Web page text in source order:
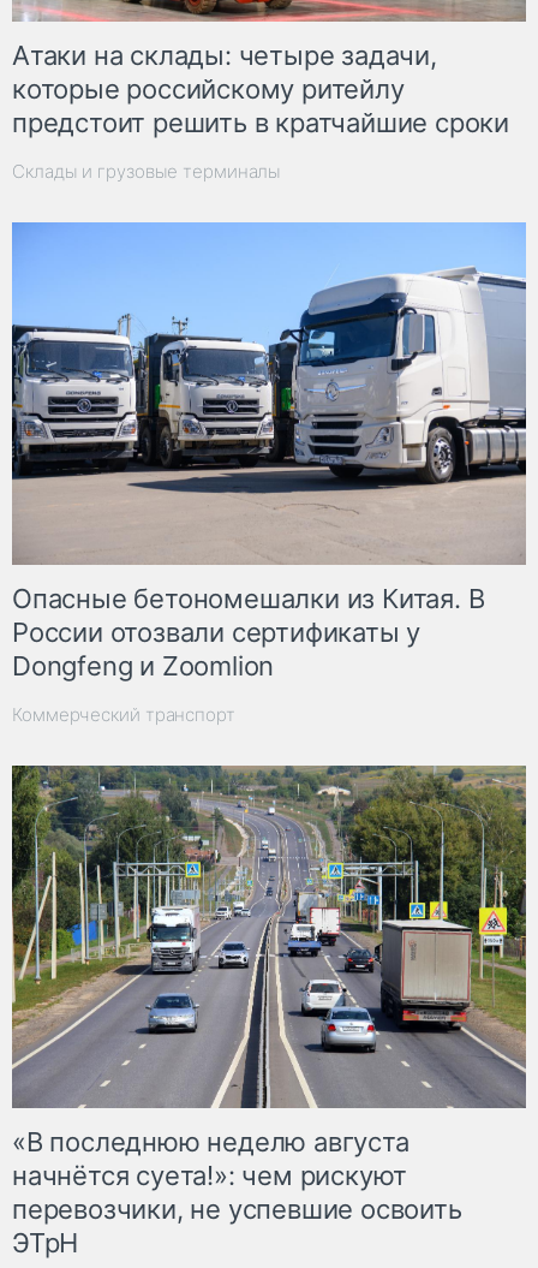
Атаки на склады: четыре задачи,
которые российскому ритейлу
предстоит решить в кратчайшие сроки
Склады и грузовые терминалы
Опасные бетономешалки из Китая. В
России отозвали сертификаты у
Dongfeng и Zoomlion
Коммерческий транспорт
«В последнюю неделю августа
начнётся суета!»: чем рискуют
перевозчики, не успевшие освоить
ЭТрН